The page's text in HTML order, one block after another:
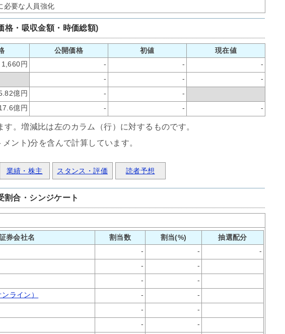
必要な人員強化
格・吸収金額・時価総額)
公開価格 初値
現在値
1,660円 - -
-
- -
-
億円 -
-
億円 - - -
。増減比は左のカラム（行）に対するものです。
ント)分を含んで計算しています。
業績・株主 スタンス・評価 読者予想
割合・シンジケート
券会社名 割当数 割当(%)
抽選配分
- -
-
-
-
-
-
ライン）
-
-
-
-
-
-